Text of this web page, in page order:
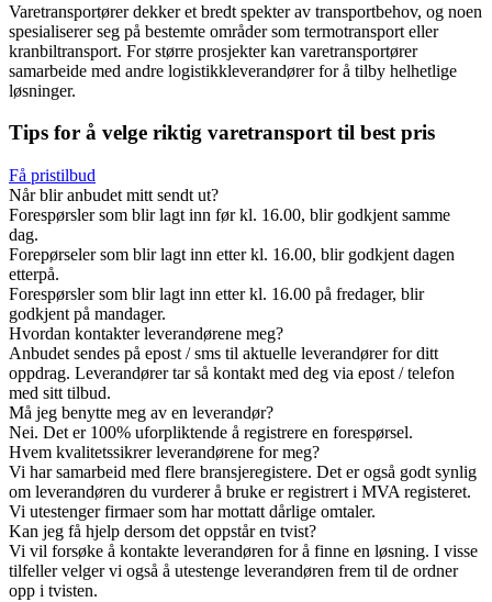
Varetransportører dekker et bredt spekter av transportbehov, og noen
spesialiserer seg på bestemte områder som termotransport eller
kranbiltransport. For større prosjekter kan varetransportører
samarbeide med andre logistikkleverandører for å tilby helhetlige
løsninger.
Tips for å velge riktig varetransport til best pris
Få pristilbud
Når blir anbudet mitt sendt ut?
Forespørsler som blir lagt inn før kl. 16.00, blir godkjent samme
dag.
Forepørseler som blir lagt inn etter kl. 16.00, blir godkjent dagen
etterpå.
Forespørsler som blir lagt inn etter kl. 16.00 på fredager, blir
godkjent på mandager.
Hvordan kontakter leverandørene meg?
Anbudet sendes på epost / sms til aktuelle leverandører for ditt
oppdrag. Leverandører tar så kontakt med deg via epost / telefon
med sitt tilbud.
Må jeg benytte meg av en leverandør?
Nei. Det er 100% uforpliktende å registrere en forespørsel.
Hvem kvalitetssikrer leverandørene for meg?
Vi har samarbeid med flere bransjeregistere. Det er også godt synlig
om leverandøren du vurderer å bruke er registrert i MVA registeret.
Vi utestenger firmaer som har mottatt dårlige omtaler.
Kan jeg få hjelp dersom det oppstår en tvist?
Vi vil forsøke å kontakte leverandøren for å finne en løsning. I visse
tilfeller velger vi også å utestenge leverandøren frem til de ordner
opp i tvisten.